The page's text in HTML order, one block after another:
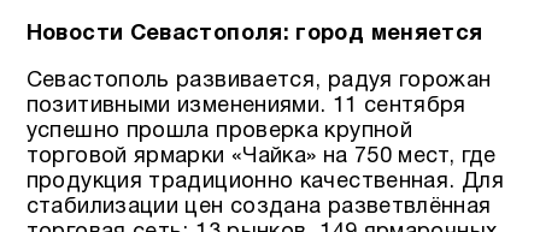
Новости Севастополя: город меняется
Севастополь развивается, радуя горожан
позитивными изменениями. 11 сентября
успешно прошла проверка крупной
торговой ярмарки «Чайка» на 750 мест, где
продукция традиционно качественная. Для
стабилизации цен создана разветвлённая